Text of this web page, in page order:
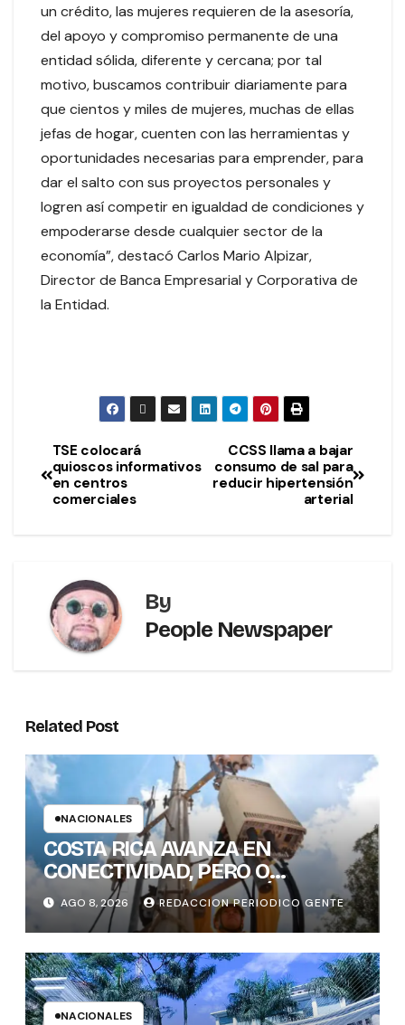
un crédito, las mujeres requieren de la asesoría,
del apoyo y compromiso permanente de una
entidad sólida, diferente y cercana; por tal
motivo, buscamos contribuir diariamente para
que cientos y miles de mujeres, muchas de ellas
jefas de hogar, cuenten con las herramientas y
oportunidades necesarias para emprender, para
dar el salto con sus proyectos personales y
logren así competir en igualdad de condiciones y
empoderarse desde cualquier sector de la
economía”, destacó Carlos Mario Alpizar,
Director de Banca Empresarial y Corporativa de
la Entidad.
CCSS llama a bajar
consumo de sal para
reducir hipertensión
arterial
TSE colocará
quioscos informativos
en centros
comerciales
By
People Newspaper
Related Post
NACIONALES
COSTA RICA AVANZA EN
CONECTIVIDAD, PERO O
BRECHAS DIGITALES, AÚN DEJAN
REZAGADOS A CANTONES
RURALES
AGO 8, 2026 REDACCION PERIODICO GENTE
NACIONALES